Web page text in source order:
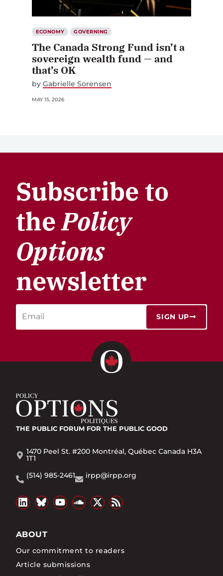
ECONOMY GOVERNING
The Canada Strong Fund isn’t a
sovereign wealth fund — and
that’s OK
by Gabrielle Sorensen
MAY 15, 2026
Subscribe to
thePolicy
Options
newsletter
SIGN UP
THE PUBLIC FORUM FOR THE PUBLIC GOOD
1470 Peel St. #200 Montréal, Québec Canada H3A
1T1
(514) 985-2461
irpp@irpp.org
ABOUT
Our commitment to readers
Article submissions